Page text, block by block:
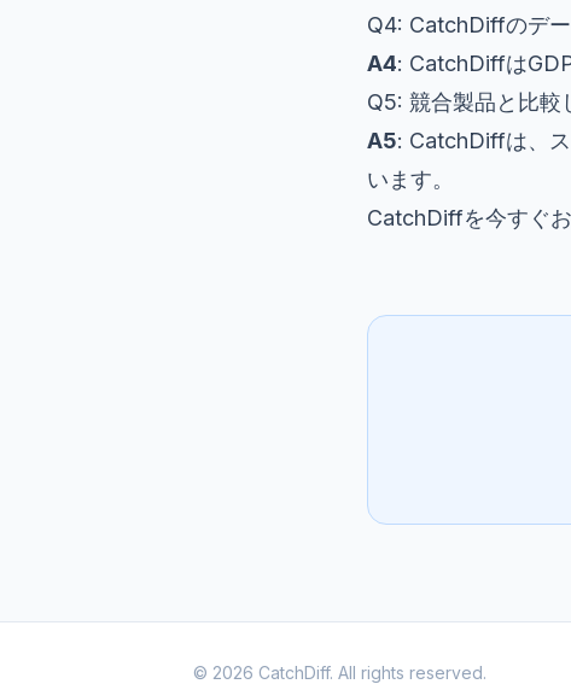
Q4: CatchDiffのデ
A4: CatchDiffは
Q5: 競合製品と比較
A5: CatchDiffは、
います。
CatchDiffを今すぐ
© 2026 CatchDiff. All rights reserved.